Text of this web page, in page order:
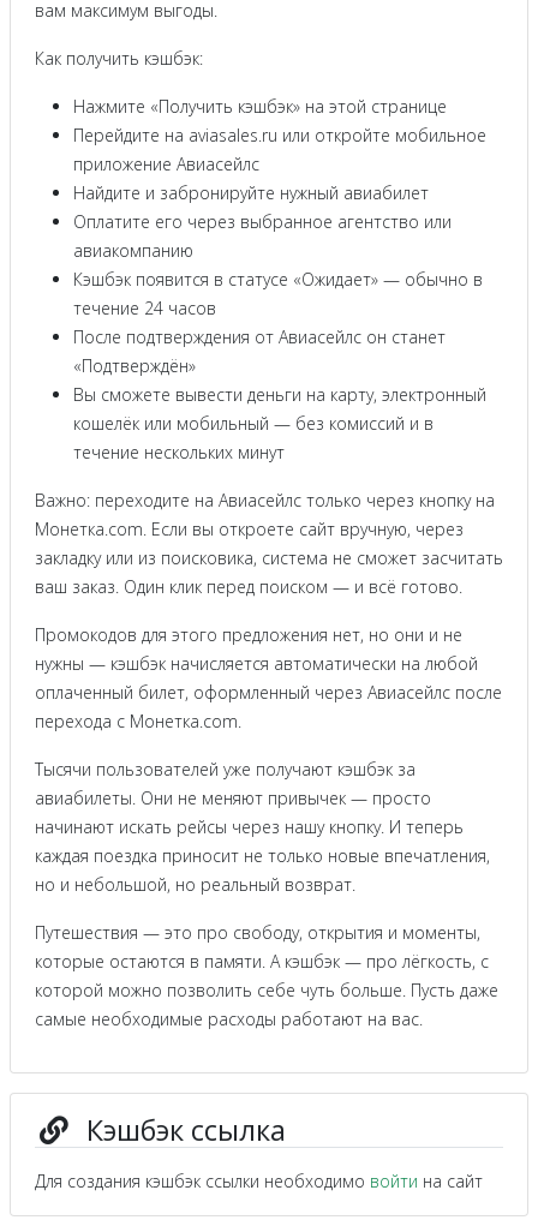
вам максимум выгоды.
Как получить кэшбэк:
Нажмите «Получить кэшбэк» на этой странице
Перейдите на aviasales.ru или откройте мобильное
приложение Авиасейлс
Найдите и забронируйте нужный авиабилет
Оплатите его через выбранное агентство или
авиакомпанию
Кэшбэк появится в статусе «Ожидает» — обычно в
течение 24 часов
После подтверждения от Авиасейлс он станет
«Подтверждён»
Вы сможете вывести деньги на карту, электронный
кошелёк или мобильный — без комиссий и в
течение нескольких минут
Важно: переходите на Авиасейлс только через кнопку на
Монетка.com. Если вы откроете сайт вручную, через
закладку или из поисковика, система не сможет засчитать
ваш заказ. Один клик перед поиском — и всё готово.
Промокодов для этого предложения нет, но они и не
нужны — кэшбэк начисляется автоматически на любой
оплаченный билет, оформленный через Авиасейлс после
перехода с Монетка.com.
Тысячи пользователей уже получают кэшбэк за
авиабилеты. Они не меняют привычек — просто
начинают искать рейсы через нашу кнопку. И теперь
каждая поездка приносит не только новые впечатления,
но и небольшой, но реальный возврат.
Путешествия — это про свободу, открытия и моменты,
которые остаются в памяти. А кэшбэк — про лёгкость, с
которой можно позволить себе чуть больше. Пусть даже
самые необходимые расходы работают на вас.
Кэшбэк ссылка
Для создания кэшбэк ссылки необходимо войти на сайт